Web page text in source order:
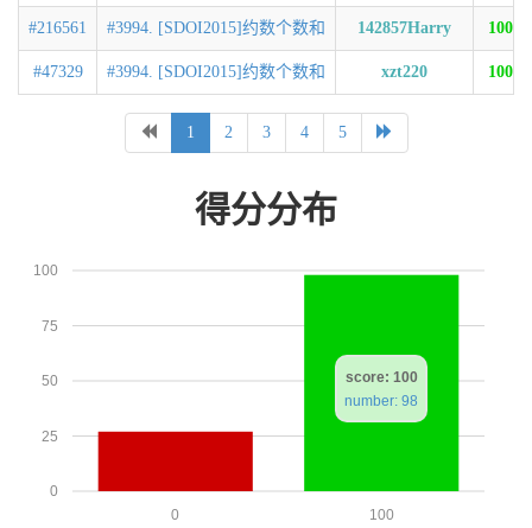
#216561 #3994. [SDOI2015]约数个数和 142857Harry 100
#47329 #3994. [SDOI2015]约数个数和 xzt220 100
1 2 3 4 5
得分分布
0
25
50
75
100
100
0
score: 100
number: 98